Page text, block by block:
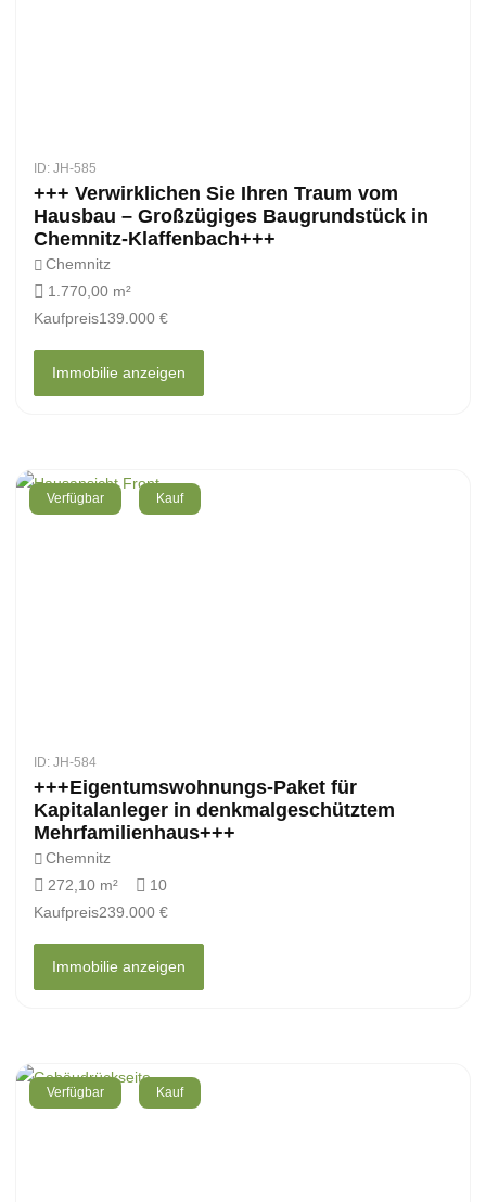
ID: JH-585
+++ Verwirklichen Sie Ihren Traum vom
Hausbau – Großzügiges Baugrundstück in
Chemnitz-Klaffenbach+++
Chemnitz
1.770,00 m²
Kaufpreis139.000 €
Immobilie anzeigen
Verfügbar Kauf
ID: JH-584
+++Eigentumswohnungs-Paket für
Kapitalanleger in denkmalgeschütztem
Mehrfamilienhaus+++
Chemnitz
272,10 m²
10
Kaufpreis239.000 €
Immobilie anzeigen
Verfügbar Kauf